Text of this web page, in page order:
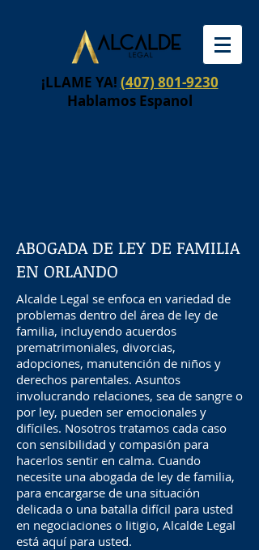
¡LLAME YA! (407) 801-9230
Hablamos Espanol
ABOGADA DE LEY DE FAMILIA
EN ORLANDO
Alcalde Legal se enfoca en variedad de
problemas dentro del área de ley de
familia, incluyendo acuerdos
prematrimoniales, divorcias,
adopciones, manutención de niños y
derechos parentales. Asuntos
involucrando relaciones, sea de sangre o
por ley, pueden ser emocionales y
difíciles. Nosotros tratamos cada caso
con sensibilidad y compasión para
hacerlos sentir en calma. Cuando
necesite una abogada de ley de familia,
para encargarse de una situación
delicada o una batalla difícil para usted
en negociaciones o litigio, Alcalde Legal
está aquí para usted.